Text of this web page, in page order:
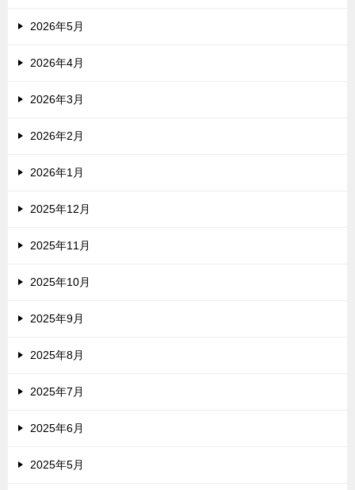
2026年5月
2026年4月
2026年3月
2026年2月
2026年1月
2025年12月
2025年11月
2025年10月
2025年9月
2025年8月
2025年7月
2025年6月
2025年5月